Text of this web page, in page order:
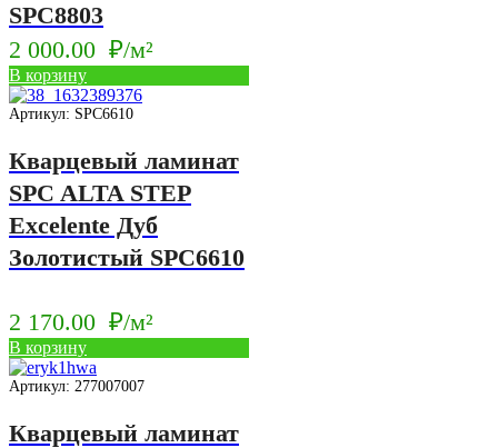
SPC8803
2 000.00 ₽/м²
В корзину
Артикул: SPC6610
Кварцевый ламинат
SPC ALTA STEP
Excelente Дуб
Золотистый SPC6610
2 170.00 ₽/м²
В корзину
Артикул: 277007007
Кварцевый ламинат